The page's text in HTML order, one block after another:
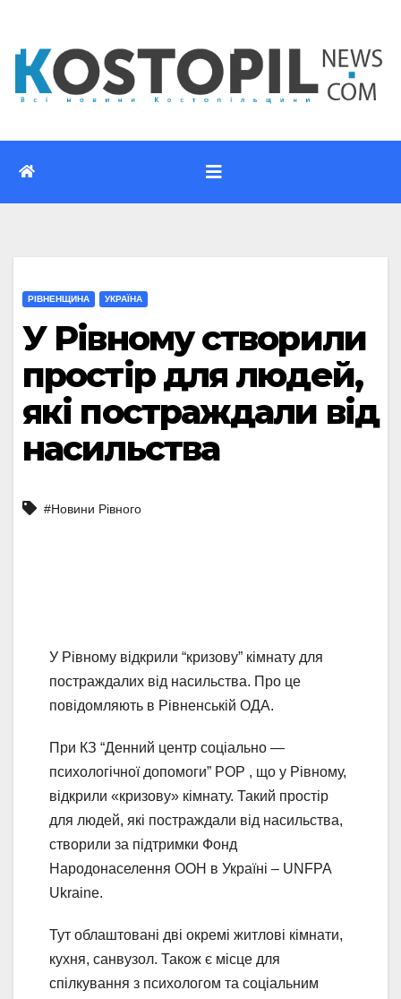
вмісту
РІВНЕНЩИНА УКРАЇНА
У Рівному створили
простір для людей,
які постраждали від
насильства
#Новини Рівного
У Рівному відкрили “кризову” кімнату для
постраждалих від насильства. Про це
повідомляють в Рівненській ОДА.
При КЗ “Денний центр соціально —
психологічної допомоги” РОР , що у Рівному,
відкрили «кризову» кімнату. Такий простір
для людей, які постраждали від насильства,
створили за підтримки Фонд
Народонаселення ООН в Україні – UNFPA
Ukraine.
Тут облаштовані дві окремі житлові кімнати,
кухня, санвузол. Також є місце для
спілкування з психологом та соціальним